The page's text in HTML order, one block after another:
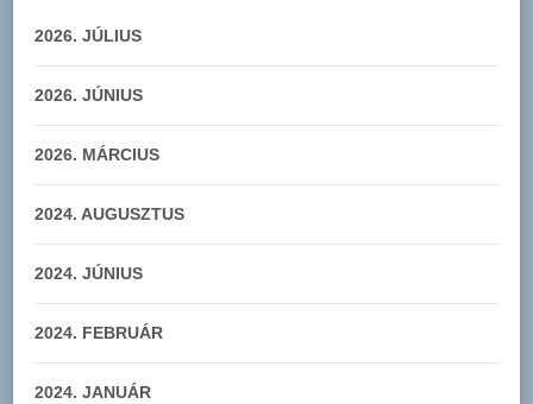
2026. JÚLIUS
2026. JÚNIUS
2026. MÁRCIUS
2024. AUGUSZTUS
2024. JÚNIUS
2024. FEBRUÁR
2024. JANUÁR